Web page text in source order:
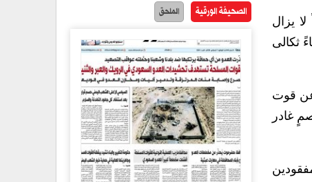
بحاراً لا يزال
ثكالى
عن قوت
غادر
الصحيفة الورقية الملحق